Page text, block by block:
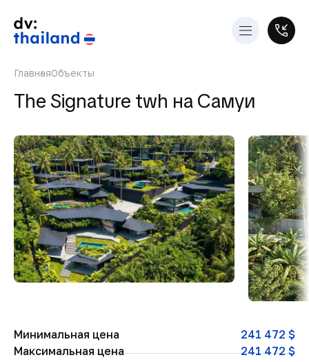
ГлавнаяОбъекты
The Signature twh на Самуи
Минимальная цена
241 472 $
Максимальная цена
241 472 $